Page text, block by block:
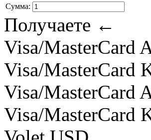
Сумма:
Получаете ←
Visa/MasterCard
Visa/MasterCard
Visa/MasterCard
Visa/MasterCard